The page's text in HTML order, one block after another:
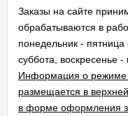
Заказы на сайте
обрабатываются в
понедельник - пятница
суббота, воскресенье -
Информация о режиме
размещается в
в форме оформления